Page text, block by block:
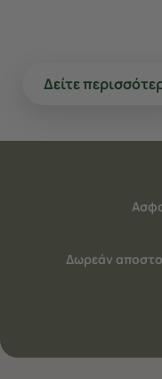
Δείτε
Δωρεάν